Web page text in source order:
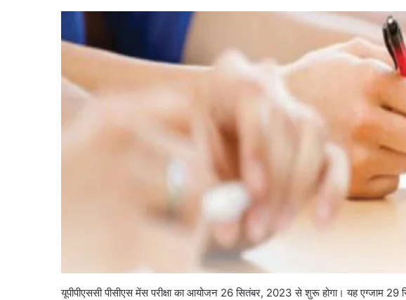
यूपीपीएससी पीसीएस मेंस परीक्षा का आयोजन 26 सितंबर, 2023 से शुरू होगा। यह एग्जाम 29